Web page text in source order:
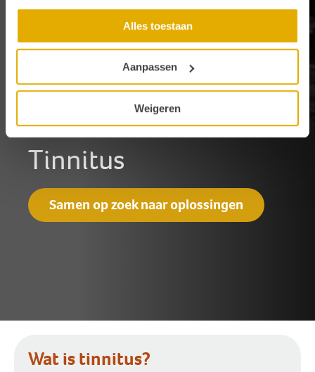
Alles toestaan
Aanpassen
Weigeren
Tinnitus
Samen op zoek naar oplossingen
Wat is tinnitus?